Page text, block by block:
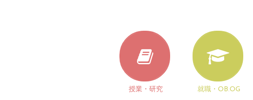
授業・研究 就職・OB.OG